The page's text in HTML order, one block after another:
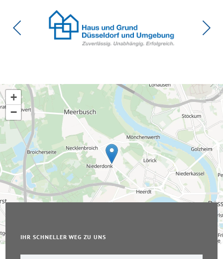
+
−
© OpenStreetMap-Mitwirkende
IHR SCHNELLER WEG ZU UNS